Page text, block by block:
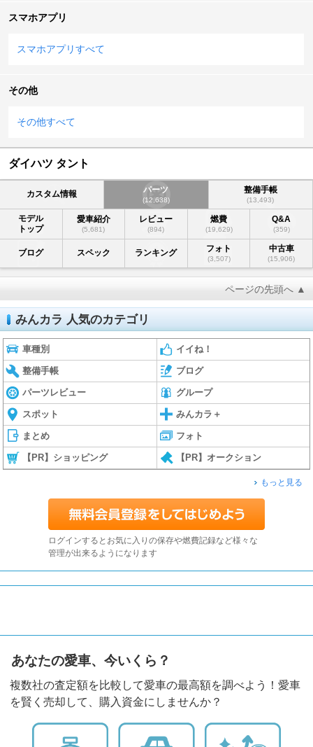
スマホアプリ
スマホアプリすべて
その他
その他すべて
ダイハツ タント
カスタム情報 パーツ
(12,638)
整備手帳
(13,493)
モデル
トップ
愛車紹介
(5,681)
レビュー
(894)
燃費
(19,629)
Q&A
(359)
ブログ スペック ランキング フォト
(3,507)
中古車
(15,906)
ページの先頭へ ▲
みんカラ 人気のカテゴリ
車種別 イイね！
整備手帳 ブログ
パーツレビュー グループ
スポット みんカラ＋
まとめ フォト
【PR】ショッピング 【PR】オークション
もっと見る
ログインするとお気に入りの保存や燃費記録など様々な
管理が出来るようになります
あなたの愛車、今いくら？
複数社の査定額を比較して愛車の最高額を調べよう！愛車
を賢く売却して、購入資金にしませんか？